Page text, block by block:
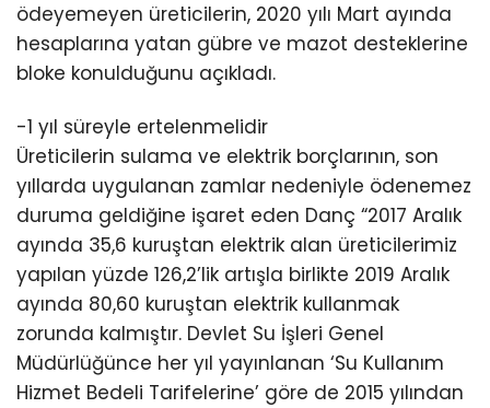
ödeyemeyen üreticilerin, 2020 yılı Mart ayında
hesaplarına yatan gübre ve mazot desteklerine
bloke konulduğunu açıkladı.
-1 yıl süreyle ertelenmelidir
Üreticilerin sulama ve elektrik borçlarının, son
yıllarda uygulanan zamlar nedeniyle ödenemez
duruma geldiğine işaret eden Danç “2017 Aralık
ayında 35,6 kuruştan elektrik alan üreticilerimiz
yapılan yüzde 126,2’lik artışla birlikte 2019 Aralık
ayında 80,60 kuruştan elektrik kullanmak
zorunda kalmıştır. Devlet Su İşleri Genel
Müdürlüğünce her yıl yayınlanan ‘Su Kullanım
Hizmet Bedeli Tarifelerine’ göre de 2015 yılından